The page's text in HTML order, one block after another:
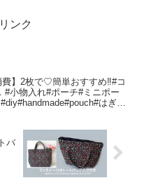
ンク
費】2枚で♡簡単おすすめ‼️#コ
#小物入れ#ポーチ#ミニポー
はぎれ
バ